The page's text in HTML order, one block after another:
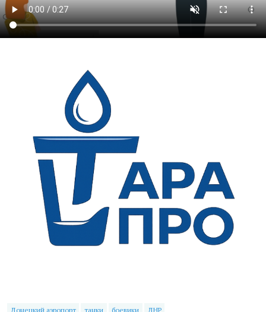
Донецкий аэропорт танки боевики ДНР